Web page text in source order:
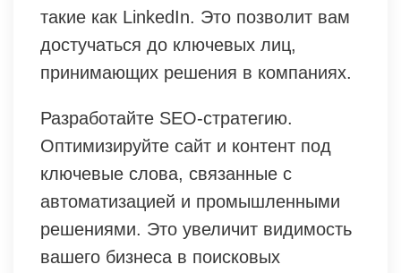
такие как LinkedIn. Это позволит вам
достучаться до ключевых лиц,
принимающих решения в компаниях.
Разработайте SEO-стратегию.
Оптимизируйте сайт и контент под
ключевые слова, связанные с
автоматизацией и промышленными
решениями. Это увеличит видимость
вашего бизнеса в поисковых